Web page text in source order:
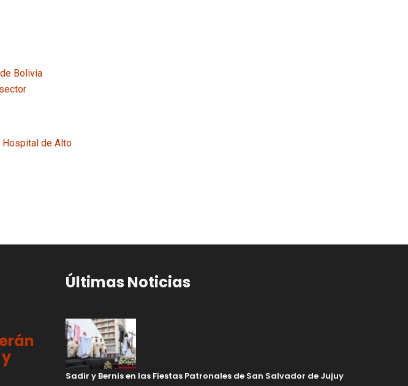
Bolivia
Hospital de Alto
Últimas Noticias
Sadir y Bernis en las Fiestas Patronales de San Salvador de Jujuy